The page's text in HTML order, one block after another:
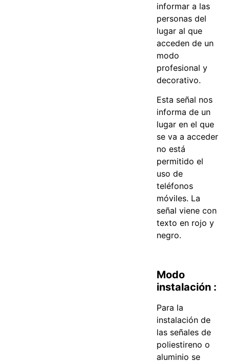
informar a las
personas del
lugar al que
acceden de un
modo
profesional y
decorativo.
Esta señal nos
informa de un
lugar en el que
se va a acceder
no está
permitido el
uso de
teléfonos
móviles. La
señal viene con
texto en rojo y
negro.
Modo
instalación :
Para la
instalación de
las señales de
poliestireno o
aluminio se